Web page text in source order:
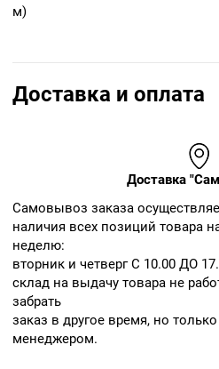
м)
Доставка и оплата
Доставка
Cамовывоз заказа
наличия всех позиций товара
неделю:
вторник и четверг С 10.00 ДО
склад на выдачу товара не
забрать
заказ в другое время, но
менеджером.